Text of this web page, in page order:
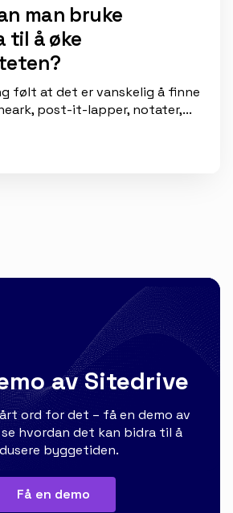
man bruke
til å øke
følt at det er vanskelig å finne
post-it-lapper, notater,...
av Sitedrive
ord for det – få en demo av
hvordan det kan bidra til å
byggetiden.
Få en demo